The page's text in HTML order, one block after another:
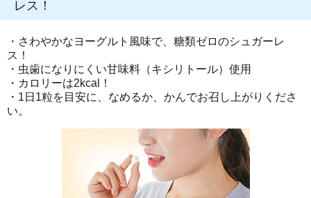
レス！
・さわやかなヨーグルト風味で、糖類ゼロのシュガーレ
ス！
・虫歯になりにくい甘味料（キシリトール）使用
・カロリーは2kcal！
・1日1粒を目安に、なめるか、かんでお召し上がりくださ
い。